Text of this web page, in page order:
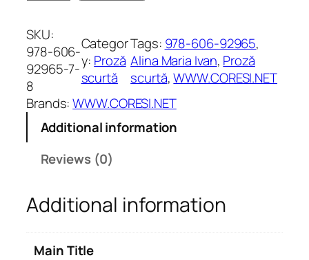
v
i
n
t
e
l
ă
u
n
SKU:
978-606-
92965-7-
8
Categor
y: Proză
scurtă
Tags: 978-606-92965
Alina Maria Ivan, Proză
scurtă, WWW.CORESI.NET
Brands:WWW.CORESI.NET
Additional information
Reviews (0)
Additional information
Main Title